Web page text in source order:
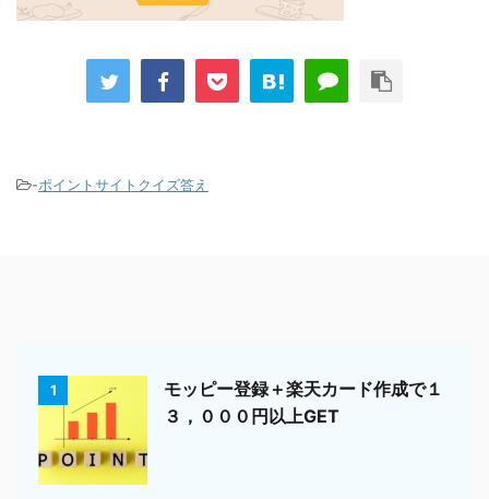
-ポイントサイトクイズ答え
1
モッピー登録＋楽天カード作成で１
３，０００円以上GET